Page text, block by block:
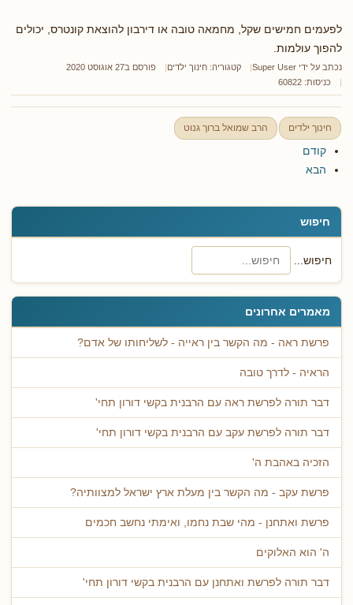
חיפוש
חיפוש...
מאמרים אחרונים
פרשת ראה - מה הקשר בין ראייה - לשליחותו של אדם?
הראיה - לדרך טובה
דבר תורה לפרשת ראה עם הרבנית בקשי דורון תחי'
דבר תורה לפרשת עקב עם הרבנית בקשי דורון תחי'
הזכיה באהבת ה'
פרשת עקב - מה הקשר בין מעלת ארץ ישראל למצוותיה?
פרשת ואתחנן - מהי שבת נחמו, ואימתי נחשב חכמים
ה' הוא האלוקים
דבר תורה לפרשת ואתחנן עם הרבנית בקשי דורון תחי'
לפעמים חמישים שקל, מחמאה טובה או דירבון להוצאת קונטרס, יכולים
להפוך עולמות.
נכתב על ידי Super User קטגוריה: חינוך ילדים
פורסם ב27 אוגוסט 2020
כניסות: 60822
חינוך ילדים הרב שמואל ברוך גנוט
קודם
הבא